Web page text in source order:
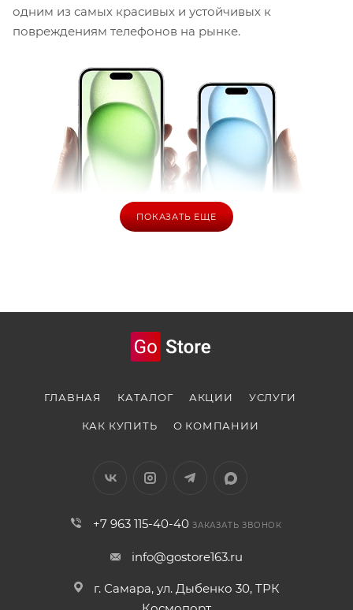
одним из самых красивых и устойчивых к
повреждениям телефонов на рынке.
Новейший дисплей
дюйма. Пиковая яркость достигает 2000 нит,
благодаря чему экранiPhone15 Plus предлагает
ПОКАЗАТЬ ЕЩЕ
ГЛАВНАЯ КАТАЛОГ АКЦИИ УСЛУГИ
КАК КУПИТЬ О КОМПАНИИ
+7 963 115-40-40 ЗАКАЗАТЬ ЗВОНОК
info@gostore163.ru
г. Самара, ул. Дыбенко 30, ТРК